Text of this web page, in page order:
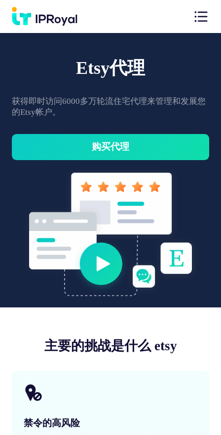
Etsy代理
获得即时访问6000多万轮流住宅代理来管理和发展您
的Etsy帐户。
购买代理
主要的挑战是什么 etsy
禁令的高风险